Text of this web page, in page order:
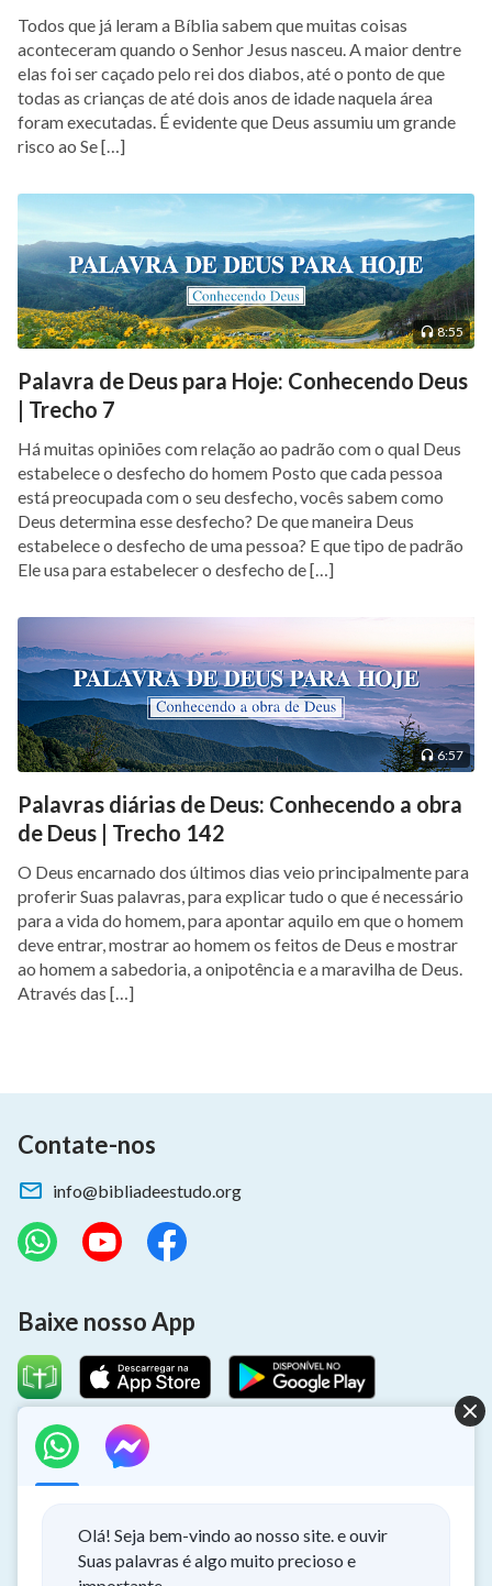
Todos que já leram a Bíblia sabem que muitas coisas
aconteceram quando o Senhor Jesus nasceu. A maior dentre
elas foi ser caçado pelo rei dos diabos, até o ponto de que
todas as crianças de até dois anos de idade naquela área
foram executadas. É evidente que Deus assumiu um grande
risco ao Se […]
8:55
Palavra de Deus para Hoje: Conhecendo Deus
| Trecho 7
Há muitas opiniões com relação ao padrão com o qual Deus
estabelece o desfecho do homem Posto que cada pessoa
está preocupada com o seu desfecho, vocês sabem como
Deus determina esse desfecho? De que maneira Deus
estabelece o desfecho de uma pessoa? E que tipo de padrão
Ele usa para estabelecer o desfecho de […]
6:57
Palavras diárias de Deus: Conhecendo a obra
de Deus | Trecho 142
O Deus encarnado dos últimos dias veio principalmente para
proferir Suas palavras, para explicar tudo o que é necessário
para a vida do homem, para apontar aquilo em que o homem
deve entrar, mostrar ao homem os feitos de Deus e mostrar
ao homem a sabedoria, a onipotência e a maravilha de Deus.
Através das […]
Contate-nos
info@bibliadeestudo.org
Baixe nosso App
Sobre o retorno do Senhor
oportunidade de receber a proteção de Deus durante os
desastres?
Olá! Seja bem-vindo ao nosso site. e ouvir
Suas palavras é algo muito precioso e